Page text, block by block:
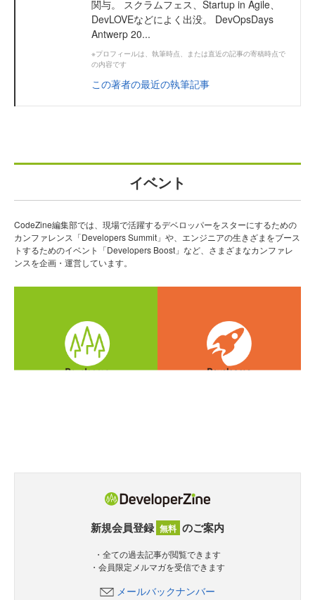
関与。 スクラムフェス、Startup in Agile、
DevLOVEなどによく出没。 DevOpsDays
Antwerp 20...
※プロフィールは、執筆時点、または直近の記事の寄稿時点で
の内容です
この著者の最近の執筆記事
イベント
CodeZine編集部では、現場で活躍するデベロッパーをスターにするための
カンファレンス「Developers Summit」や、エンジニアの生きざまをブース
トするためのイベント「Developers Boost」など、さまざまなカンファレ
ンスを企画・運営しています。
新規会員登録 無料 のご案内
・全ての過去記事が閲覧できます
・会員限定メルマガを受信できます
メールバックナンバー